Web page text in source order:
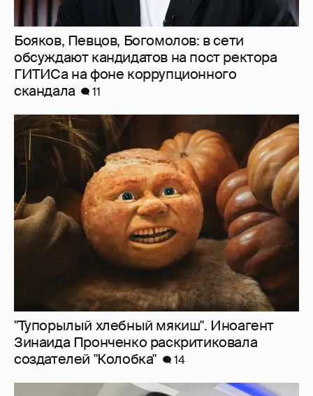
Бояков, Певцов, Богомолов: в сети
обсуждают кандидатов на пост ректора
ГИТИСа на фоне коррупционного
скандала
11
"Тупорылый хлебный мякиш". Иноагент
Зинаида Пронченко раскритиковала
создателей "Колобка"
14